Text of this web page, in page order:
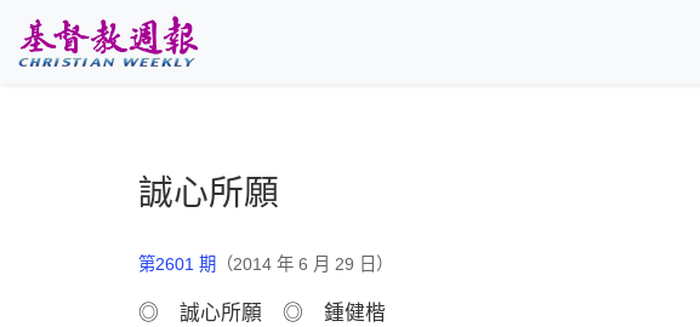
誠心所願
第2601 期 （2014 年 6 月 29 日）
◎ 誠心所願 ◎ 鍾健楷